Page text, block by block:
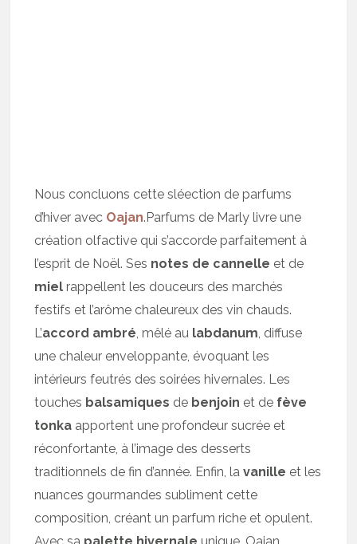
Nous concluons cette sléection de parfums
d’hiver avec Oajan.Parfums de Marly livre une
création olfactive qui s’accorde parfaitement à
l’esprit de Noël. Ses notes de cannelle et de
miel rappellent les douceurs des marchés
festifs et l’arôme chaleureux des vin chauds.
L’accord ambré , mêlé au labdanum , diffuse
une chaleur enveloppante, évoquant les
intérieurs feutrés des soirées hivernales. Les
touches balsamiques de benjoin et de fève
tonka apportent une profondeur sucrée et
réconfortante, à l’image des desserts
traditionnels de fin d’année. Enfin, lavanille et les
nuances gourmandes subliment cette
composition, créant un parfum riche et opulent.
Avec sa palette hivernale unique, Oajan